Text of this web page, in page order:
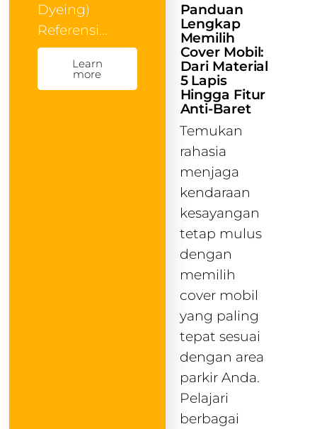
Dyeing)
Referensi…
Learn
more
Panduan
Lengkap
Memilih
Cover Mobil:
Dari Material
5 Lapis
Hingga Fitur
Anti-Baret
Temukan
rahasia
menjaga
kendaraan
kesayangan
tetap mulus
dengan
memilih
cover mobil
yang paling
tepat sesuai
dengan area
parkir Anda.
Pelajari
berbagai